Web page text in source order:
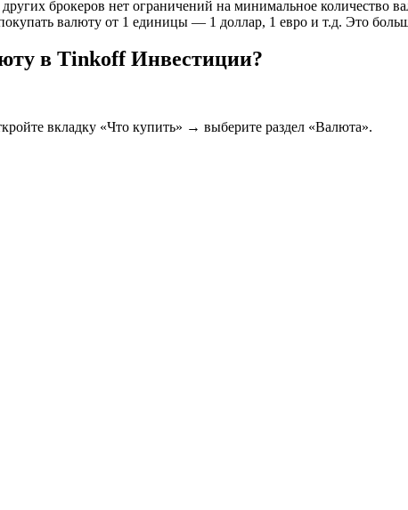
брокеров нет ограничений на минимальное количество
валюту от 1 единицы — 1 доллар, 1 евро и т.д. Это
в Tinkoff Инвестиции?
вкладку «Что купить» → выберите раздел «Валюта».